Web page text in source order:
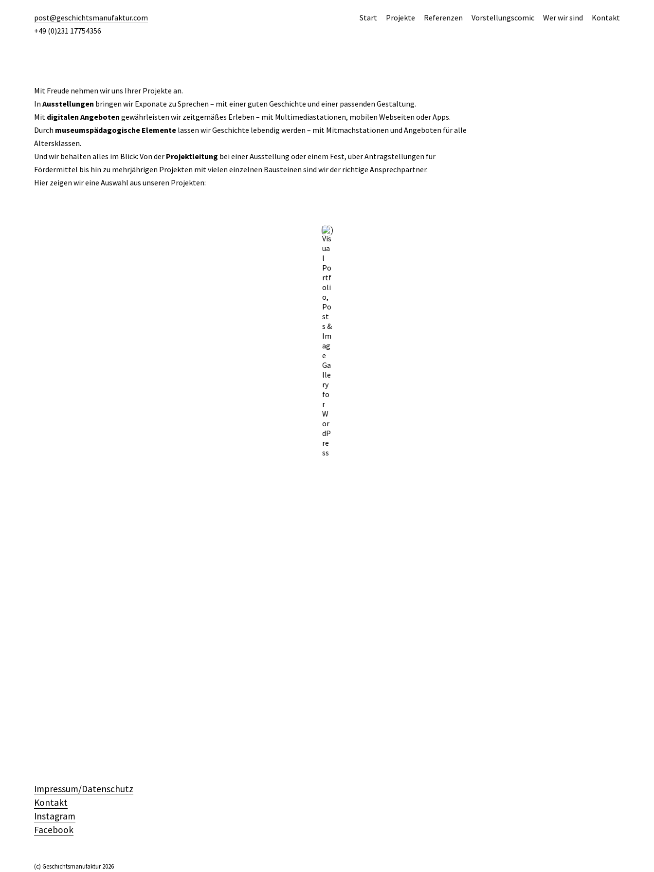
Start Projekte Referenzen Vorstellungscomic Wer wir sind Kontakt
post@geschichtsmanufaktur.com
+49 (0)231 17754356
Mit Freude nehmen wir uns Ihrer Projekte an.
In Ausstellungen bringen wir Exponate zu Sprechen – mit einer guten Geschichte und einer passenden Gestaltung.
Mit digitalen Angeboten gewährleisten wir zeitgemäßes Erleben – mit Multimediastationen, mobilen Webseiten oder Apps.
Durch museumspädagogische Elemente lassen wir Geschichte lebendig werden – mit Mitmachstationen und Angeboten für alle
Altersklassen.
Und wir behalten alles im Blick: Von der Projektleitung bei einer Ausstellung oder einem Fest, über Antragstellungen für
Fördermittel bis hin zu mehrjährigen Projekten mit vielen einzelnen Bausteinen sind wir der richtige Ansprechpartner.
Hier zeigen wir eine Auswahl aus unseren Projekten:
Impressum/Datenschutz
Kontakt
Instagram
Facebook
(c) Geschichtsmanufaktur 2026